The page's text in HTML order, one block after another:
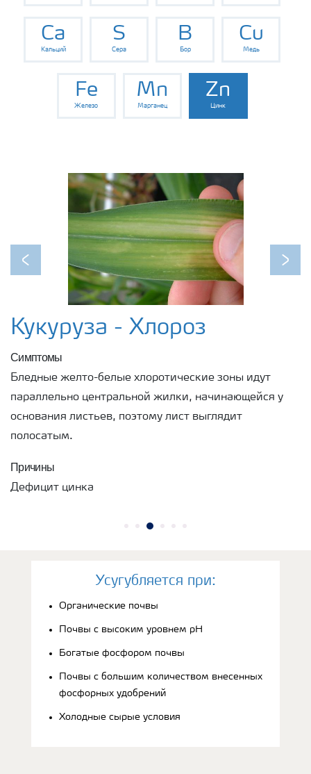
Ca
Кальций
S
Сера
B
Бор
Cu
Медь
Fe
Железо
Mn
Марганец
Zn
Цинк
Previous Next
Кукуруза - Хлороз
Симптомы
Бледные желто-белые хлоротические зоны идут
параллельно центральной жилки, начинающейся у
основания листьев, поэтому лист выглядит
полосатым.
Причины
Дефицит цинка
Усугубляется при:
Органические почвы
Почвы с высоким уровнем рН
Богатые фосфором почвы
Почвы с большим количеством внесенных
фосфорных удобрений
Холодные сырые условия